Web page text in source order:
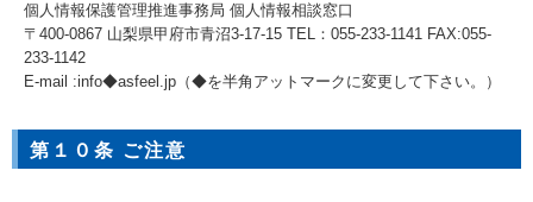
個人情報保護管理推進事務局 個人情報相談窓口
〒400-0867 山梨県甲府市青沼3-17-15 TEL：055-233-1141 FAX:055-
233-1142
E-mail :info◆asfeel.jp（◆を半角アットマークに変更して下さい。）
第１０条 ご注意